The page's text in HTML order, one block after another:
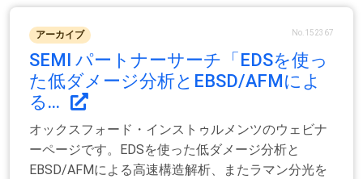
アーカイブ No.152367
SEMI パートナーサーチ「EDSを使っ
た低ダメージ分析とEBSD/AFMによ
る...
オックスフォード・インストゥルメンツのウェビナ
ーページです。EDSを使った低ダメージ分析と
EBSD/AFMによる高速構造解析、またラマン分光を